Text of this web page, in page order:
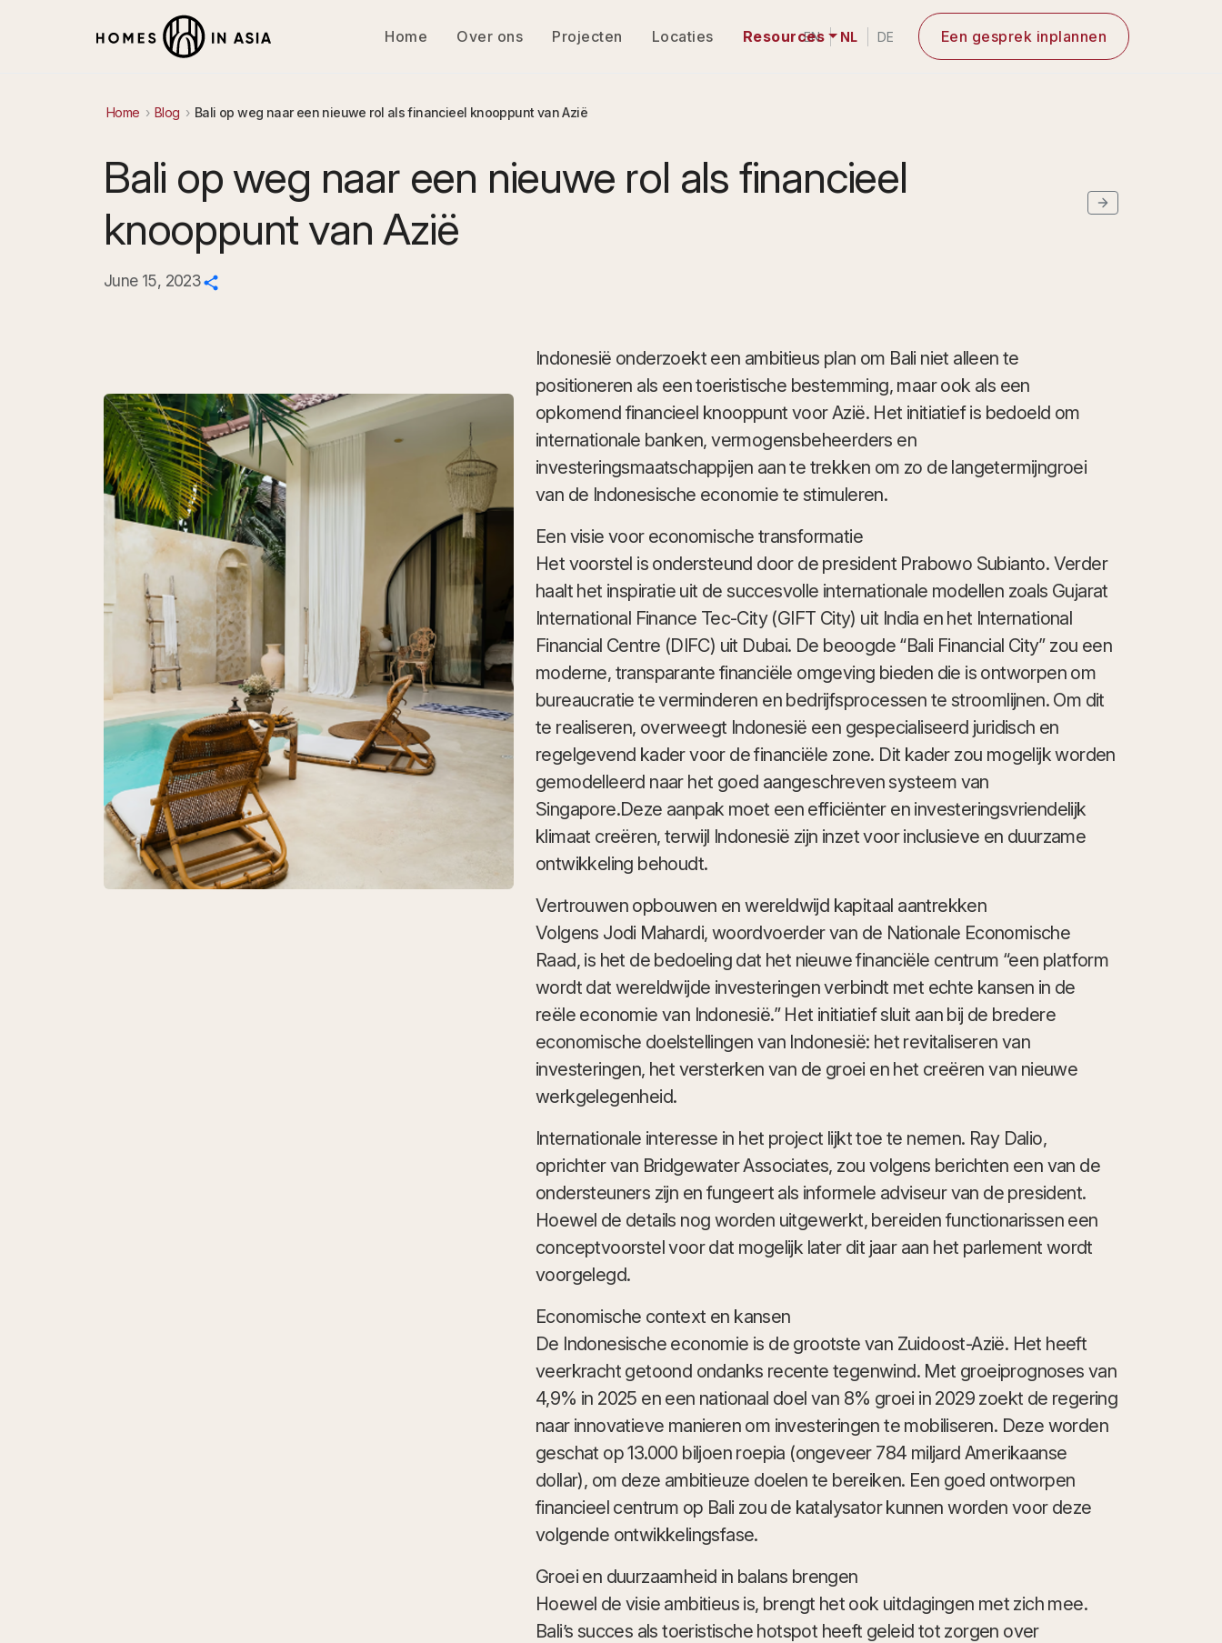
Home Over ons Projecten Locaties Resources
EN NL DE Een gesprek inplannen
Home Blog Bali op weg naar een nieuwe rol als financieel knooppunt van Azië
Bali op weg naar een nieuwe rol als financieel
knooppunt van Azië
June 15, 2023
Indonesië onderzoekt een ambitieus plan om Bali niet alleen te
positioneren als een toeristische bestemming, maar ook als een
opkomend financieel knooppunt voor Azië. Het initiatief is bedoeld om
internationale banken, vermogensbeheerders en
investeringsmaatschappijen aan te trekken om zo de langetermijngroei
van de Indonesische economie te stimuleren.
Een visie voor economische transformatie
Het voorstel is ondersteund door de president Prabowo Subianto. Verder
haalt het inspiratie uit de succesvolle internationale modellen zoals Gujarat
International Finance Tec-City (GIFT City) uit India en het International
Financial Centre (DIFC) uit Dubai. De beoogde “Bali Financial City” zou een
moderne, transparante financiële omgeving bieden die is ontworpen om
bureaucratie te verminderen en bedrijfsprocessen te stroomlijnen. Om dit
te realiseren, overweegt Indonesië een gespecialiseerd juridisch en
regelgevend kader voor de financiële zone. Dit kader zou mogelijk worden
gemodelleerd naar het goed aangeschreven systeem van
Singapore.Deze aanpak moet een efficiënter en investeringsvriendelijk
klimaat creëren, terwijl Indonesië zijn inzet voor inclusieve en duurzame
ontwikkeling behoudt.
Vertrouwen opbouwen en wereldwijd kapitaal aantrekken
Volgens Jodi Mahardi, woordvoerder van de Nationale Economische
Raad, is het de bedoeling dat het nieuwe financiële centrum “een platform
wordt dat wereldwijde investeringen verbindt met echte kansen in de
reële economie van Indonesië.” Het initiatief sluit aan bij de bredere
economische doelstellingen van Indonesië: het revitaliseren van
investeringen, het versterken van de groei en het creëren van nieuwe
werkgelegenheid.
Internationale interesse in het project lijkt toe te nemen. Ray Dalio,
oprichter van Bridgewater Associates, zou volgens berichten een van de
ondersteuners zijn en fungeert als informele adviseur van de president.
Hoewel de details nog worden uitgewerkt, bereiden functionarissen een
conceptvoorstel voor dat mogelijk later dit jaar aan het parlement wordt
voorgelegd.
Economische context en kansen
De Indonesische economie is de grootste van Zuidoost-Azië. Het heeft
veerkracht getoond ondanks recente tegenwind. Met groeiprognoses van
4,9% in 2025 en een nationaal doel van 8% groei in 2029 zoekt de regering
naar innovatieve manieren om investeringen te mobiliseren. Deze worden
geschat op 13.000 biljoen roepia (ongeveer 784 miljard Amerikaanse
dollar), om deze ambitieuze doelen te bereiken. Een goed ontworpen
financieel centrum op Bali zou de katalysator kunnen worden voor deze
volgende ontwikkelingsfase.
Groei en duurzaamheid in balans brengen
Hoewel de visie ambitieus is, brengt het ook uitdagingen met zich mee.
Bali’s succes als toeristische hotspot heeft geleid tot zorgen over